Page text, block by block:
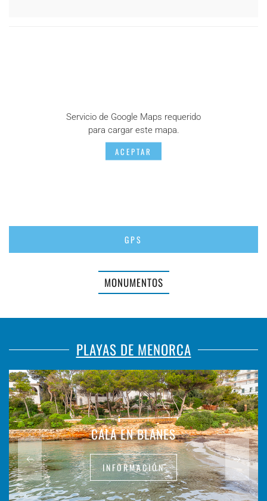
Servicio de Google Maps requerido
para cargar este mapa.
ACEPTAR
GPS
MONUMENTOS
PLAYAS DE MENORCA
CALA EN BLANES
INFORMACIÓN